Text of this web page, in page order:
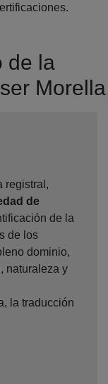
de la
Morella
registral,
de
de la
de los
dominio,
naturaleza y
la traducción